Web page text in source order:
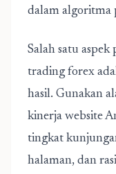
dalam algoritma
Salah satu
trading forex
hasil. Gunakan
kinerja website
tingkat
halaman, dan